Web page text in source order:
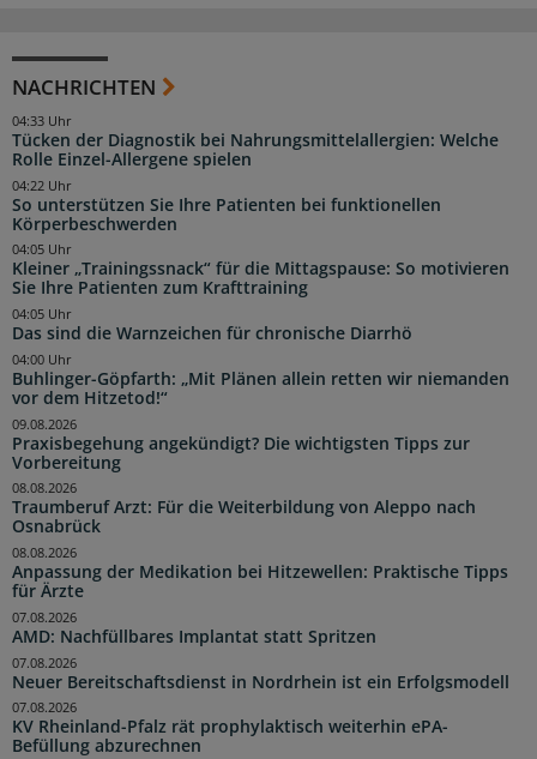
NACHRICHTEN
Tücken der Diagnostik bei Nahrungsmittelallergien: Welche
Rolle Einzel-Allergene spielen
04:33 Uhr
So unterstützen Sie Ihre Patienten bei funktionellen
Körperbeschwerden
04:22 Uhr
Kleiner „Trainingssnack“ für die Mittagspause: So motivieren
Sie Ihre Patienten zum Krafttraining
04:05 Uhr
Das sind die Warnzeichen für chronische Diarrhö
04:05 Uhr
Buhlinger-Göpfarth: „Mit Plänen allein retten wir niemanden
vor dem Hitzetod!“
04:00 Uhr
Praxisbegehung angekündigt? Die wichtigsten Tipps zur
Vorbereitung
09.08.2026
Traumberuf Arzt: Für die Weiterbildung von Aleppo nach
Osnabrück
08.08.2026
Anpassung der Medikation bei Hitzewellen: Praktische Tipps
für Ärzte
08.08.2026
AMD: Nachfüllbares Implantat statt Spritzen
07.08.2026
Neuer Bereitschaftsdienst in Nordrhein ist ein Erfolgsmodell
07.08.2026
KV Rheinland-Pfalz rät prophylaktisch weiterhin ePA-
Befüllung abzurechnen
07.08.2026